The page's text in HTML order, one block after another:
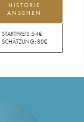
HISTORIE
ANSEHEN
STARTPREIS:54€
SCHÄTZUNG:80€